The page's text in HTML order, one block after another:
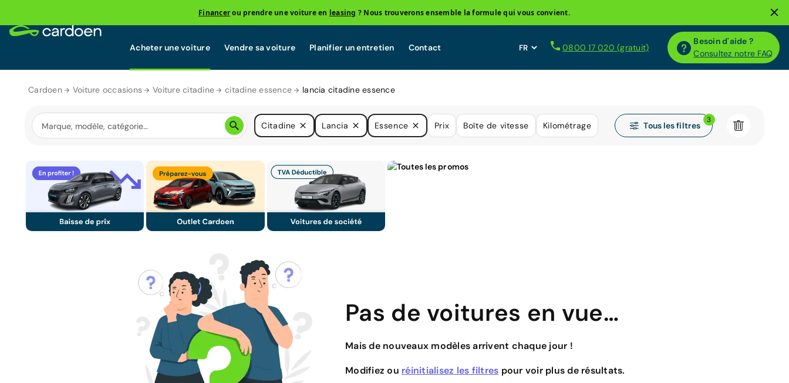
Financerou prendre une voiture en leasing ? Nous trouverons ensemble la formule qui vous convient.
Acheter une voiture Vendre sa voiture Planifier un entretien Contact 0800 17 020 (gratuit)
Besoin d'aide ?
Consultez notre FAQ
Cardoen Voiture occasions Voiture citadine citadine essence lancia citadine essence
Citadine Lancia Essence Prix Boîte de vitesse Kilométrage Tous les filtres
3
Pas de voitures en vue…
Mais de nouveaux modèles arrivent chaque jour !
Modifiez ou réinitialisez les filtres pour voir plus de résultats.